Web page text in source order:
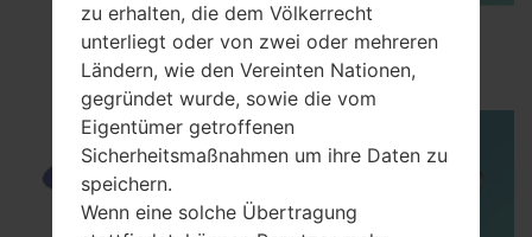
How to Enable Developer Options & USB
Debugging on Samsung ?
zu erhalten, die dem Völkerrecht
unterliegt oder von zwei oder mehreren
Ländern, wie den Vereinten Nationen,
gegründet wurde, sowie die vom
Eigentümer getroffenen
Sicherheitsmaßnahmen um ihre Daten zu
speichern.
Wenn eine solche Übertragung